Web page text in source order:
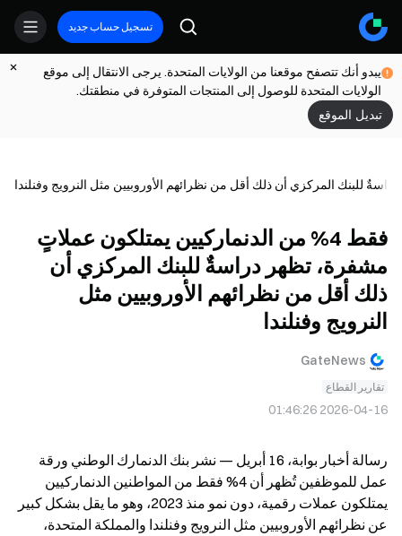
تسجيل حساب جديد
يبدو أنك تتصفح موقعنا من الولايات المتحدة. يرجى الانتقال إلى موقع
الولايات المتحدة للوصول إلى المنتجات المتوفرة في منطقتك.
تبديل الموقع
فقط 4% من الدنماركيين يمتلكون عملاتٍ
مشفرة، تظهر دراسةٌ للبنك المركزي أن
ذلك أقل من نظرائهم الأوروبيين مثل
النرويج وفنلندا
GateNews
تقارير القطاع
2026-04-16 01:46:26